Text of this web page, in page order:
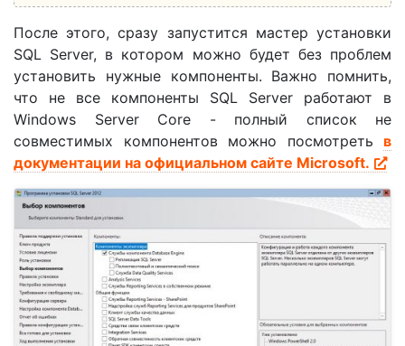
После этого, сразу запустится мастер установки
SQL Server, в котором можно будет без проблем
установить нужные компоненты. Важно помнить,
что не все компоненты SQL Server работают в
Windows Server Core - полный список не
совместимых компонентов можно посмотреть в
документации на официальном сайте Microsoft.